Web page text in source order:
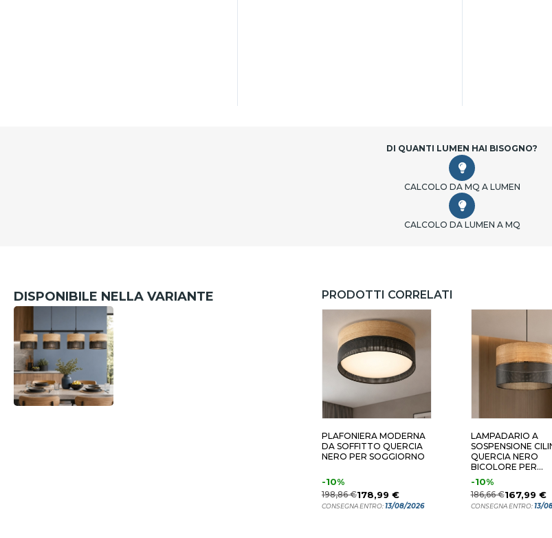
DI QUANTI LUMEN HAI BISOGNO?
CALCOLO DA MQ A LUMEN
CALCOLO DA LUMEN A MQ
DISPONIBILE NELLA VARIANTE PRODOTTI CORRELATI
PLAFONIERA MODERNA
DA SOFFITTO QUERCIA
NERO PER SOGGIORNO
-10%
198,86 €178,99 €
CONSEGNA ENTRO:13/08/2026
LAMPADARIO A
SOSPENSIONE
QUERCIA NERO
BICOLORE PER
SOGGIORNO
-10%
186,66 €167,99 €
CONSEGNA ENTRO:13/